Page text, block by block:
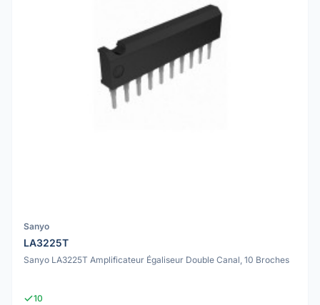
Sanyo
LA3225T
Sanyo LA3225T Amplificateur Égaliseur Double Canal, 10 Broches
10